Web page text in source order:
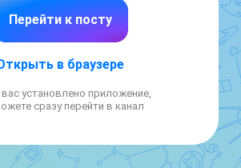
«Художественное мастерство»
— поделка.
специальным проектом в
сила голубого потока —
фронта «Вечный огонь в нашем
чтобы каждый вспомнил о
Перейти к посту
в браузере
вас установлено приложение,
сразу перейти в канал